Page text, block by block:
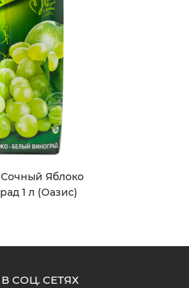
Сочный Яблоко
1 л (Оазис)
СОЦ. СЕТЯХ